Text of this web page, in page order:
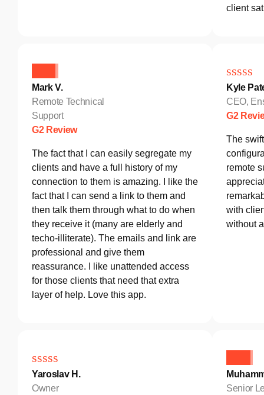
client
Mark V.
Remote Technical
Support
G2 Review
The fact that I can easily segregate my
clients and have a full history of my
connection to them is amazing. I like the
fact that I can send a link to them and
then talk them through what to do when
they receive it (many are elderly and
techo-illiterate). The emails and link are
professional and give them
reassurance. I like unattended access
for those clients that need that extra
layer of help. Love this app.
Kyle
CEO,
G2
The
remote
with
without
Yaroslav H.
Owner
Senior